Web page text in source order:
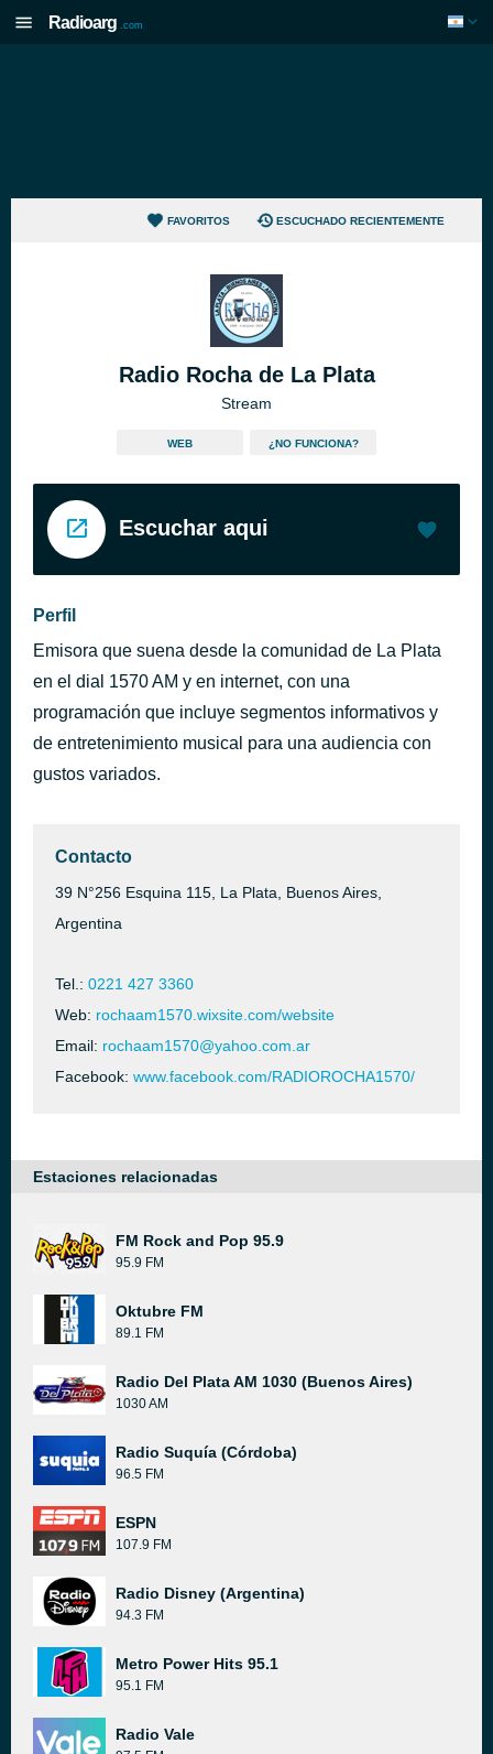
Radioarg .com
FAVORITOS ESCUCHADO RECIENTEMENTE
Radio Rocha de La Plata
Stream
WEB ¿NO FUNCIONA?
Escuchar aqui
Perfil
Emisora que suena desde la comunidad de La Plata
en el dial 1570 AM y en internet, con una
programación que incluye segmentos informativos y
de entretenimiento musical para una audiencia con
gustos variados.
Contacto
39 N°256 Esquina 115, La Plata, Buenos Aires,
Argentina
Tel.: 0221 427 3360
Web: rochaam1570.wixsite.com/website
Email: rochaam1570@yahoo.com.ar
Facebook: www.facebook.com/RADIOROCHA1570/
Estaciones relacionadas
FM Rock and Pop 95.9
95.9 FM
Oktubre FM
89.1 FM
Radio Del Plata AM 1030 (Buenos Aires)
1030 AM
Radio Suquía (Córdoba)
96.5 FM
ESPN
107.9 FM
Radio Disney (Argentina)
94.3 FM
Metro Power Hits 95.1
95.1 FM
Radio Vale